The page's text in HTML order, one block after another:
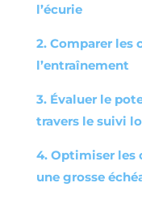
l’écurie
2. Comparer les
l’entraînement
3. Évaluer le
travers le suivi
4. Optimiser les
une grosse